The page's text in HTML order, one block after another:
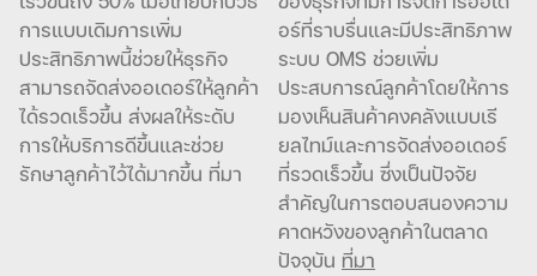
การแบบเดิมการเพิ่ม
ประสิทธิภาพนี้ช่วยให้ธุรกิจ
สามารถจัดส่งออเดอร์ให้ลูกค้า
ได้รวดเร็วขึ้น ส่งผลให้ระดับ
การให้บริการดีขึ้นและช่วย
รักษาลูกค้าไว้ได้มากขึ้น ที่มา
อร์ที่ราบรื่นและมีประสิทธิภาพ
ระบบ OMS ช่วยเพิ่ม
ประสบการณ์ลูกค้าโดยให้การ
มองเห็นสินค้าคงคลังแบบเรี
ยลไทม์และการจัดส่งออเดอร์
ที่รวดเร็วขึ้น ซึ่งเป็นปัจจัย
สำคัญในการตอบสนองความ
คาดหวังของลูกค้าในตลาด
ปัจจุบัน ที่มา